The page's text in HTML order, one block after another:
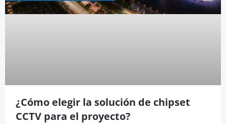
¿Cómo elegir la solución de chipset
CCTV para el proyecto?